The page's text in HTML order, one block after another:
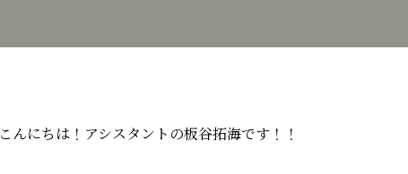
こんにちは！アシスタントの板谷拓海です！！